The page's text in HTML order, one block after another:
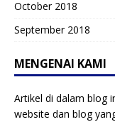
October 2018
September 2018
MENGENAI KAMI
Artikel di dalam blog
website dan blog